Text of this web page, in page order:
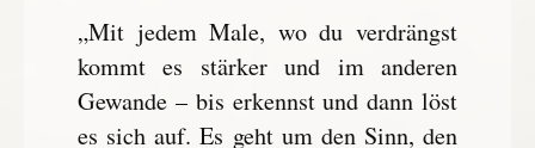
„Mit jedem Male, wo du verdrängst
kommt es stärker und im anderen
Gewande – bis erkennst und dann löst
es sich auf. Es geht um den Sinn, den